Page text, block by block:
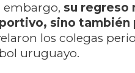
embargo, su regreso
sino también
los colegas
uruguayo.